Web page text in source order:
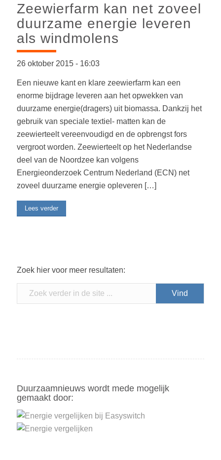
Zeewierfarm kan net zoveel
duurzame energie leveren
als windmolens
26 oktober 2015 -16:03
Een nieuwe kant en klare zeewierfarm kan een
enorme bijdrage leveren aan het opwekken van
duurzame energie(dragers) uit biomassa. Dankzij het
gebruik van speciale textiel- matten kan de
zeewierteelt vereenvoudigd en de opbrengst fors
vergroot worden. Zeewierteelt op het Nederlandse
deel van de Noordzee kan volgens
Energieonderzoek Centrum Nederland (ECN) net
zoveel duurzame energie opleveren […]
Lees verder
Zoek hier voor meer resultaten:
Duurzaamnieuws wordt mede mogelijk
gemaakt door: